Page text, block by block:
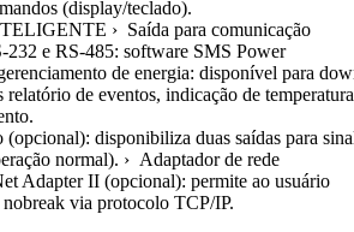
(display/teclado).
› Saída para comunicação
232 e RS-485: software SMS Power
de energia: disponível para
de eventos, indicação de
(opcional): disponibiliza duas saídas para
normal). › Adaptador de rede
Adapter II (opcional): permite ao usuário
via protocolo TCP/IP.